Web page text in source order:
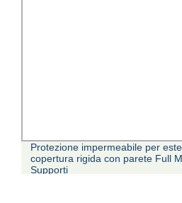
Protezione impermeabile per esterni
copertura rigida con parete Full Motion
Supporti